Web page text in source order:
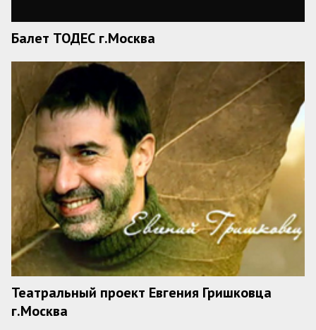
Балет ТОДЕС г.Москва
Театральный проект Евгения Гришковца
г.Москва